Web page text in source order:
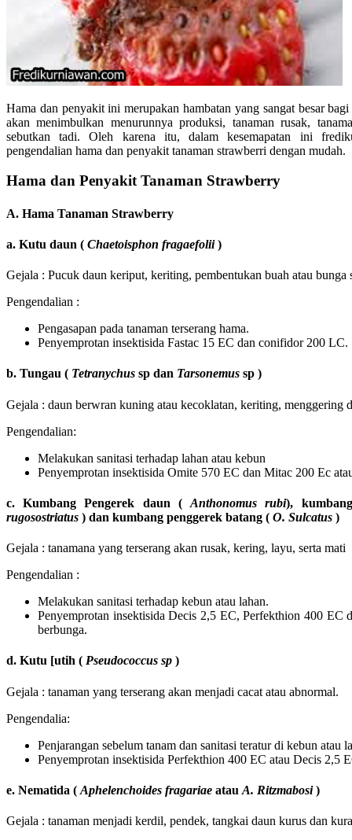
Hama dan penyakit ini merupakan hambatan yang sangat besar
akan menimbulkan menurunnya produksi, tanaman rusak,
sebutkan tadi. Oleh karena itu, dalam kesemapatan ini
pengendalian hama dan penyakit tanaman strawberri dengan mudah.
Hama dan Penyakit Tanaman Strawberry
A. Hama Tanaman Strawberry
a. Kutu daun ( Chaetoisphon fragaefolii)
Gejala : Pucuk daun keriput, keriting, pembentukan buah atau bunga
Pengendalian :
Pengasapan pada tanaman terserang hama.
Penyemprotan insektisida Fastac 15 EC dan conifidor 200 LC.
b. Tungau ( Tetranychus sp dan Tarsonemus sp )
Gejala : daun berwran kuning atau kecoklatan, keriting, menggering
Pengendalian:
Melakukan sanitasi terhadap lahan atau kebun
Penyemprotan insektisida Omite 570 EC dan Mitac 200 Ec
c. Kumbang Pengerek daun (Anthonomus rubi),
rugosostriatus ) dan kumbang penggerek batang ( O. Sulcatus )
Gejala : tanamana yang terserang akan rusak, kering, layu, serta
Pengendalian :
Melakukan sanitasi terhadap kebun atau lahan.
Penyemprotan insektisida Decis 2,5 EC, Perfekthion 400 EC
berbunga.
d. Kutu [utih ( Pseudococcus sp )
Gejala : tanaman yang terserang akan menjadi cacat atau abnormal.
Pengendalia:
Penjarangan sebelum tanam dan sanitasi teratur di kebun atau
Penyemprotan insektisida Perfekthion 400 EC atau Decis 2,5
e. Nematida ( Aphelenchoides fragariae atau A. Ritzmabosi)
Gejala : tanaman menjadi kerdil, pendek, tangkai daun kurus dan